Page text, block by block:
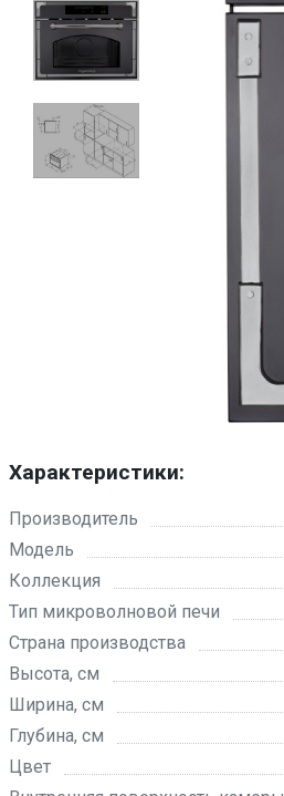
Характеристики:
Производитель
Модель
Коллекция
Тип микроволновой печи
Страна производства
Высота, см
Ширина, см
Глубина, см
Цвет